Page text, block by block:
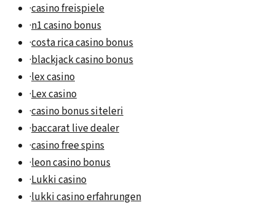
·casino freispiele
·n1 casino bonus
·costa rica casino bonus
·blackjack casino bonus
·lex casino
·Lex casino
·casino bonus siteleri
·baccarat live dealer
·casino free spins
·leon casino bonus
·Lukki casino
·lukki casino erfahrungen